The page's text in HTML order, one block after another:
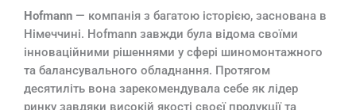
Hofmann — компанія з багатою історією, заснована в
Німеччині. Hofmann завжди була відома своїми
інноваційними рішеннями у сфері шиномонтажного
та балансувального обладнання. Протягом
десятиліть вона зарекомендувала себе як лідер
ринку завдяки високій якості своєї продукції та